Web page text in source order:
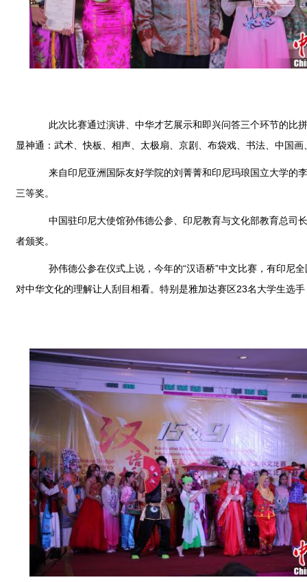
此次比赛通过演讲、中华才艺展示和即兴问答三个环节的比拼
显神通：武术、快板、相声、太极扇、京剧、布袋戏、书法、中国
来自印尼亚洲国际友好学院的刘菁菁和印尼玛琅国立大学的李
三等奖。
中国驻印尼大使馆孙伟德公参、印尼教育与文化部教育总司长
者颁奖。
孙伟德公参在仪式上说，今年的“汉语桥”中文比赛，有印尼全
对中华文化的理解让人刮目相看。特别是雅加达赛区23名大学生选